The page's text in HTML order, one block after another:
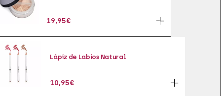
19,95€
Lápiz de Labios Natural
10,95€